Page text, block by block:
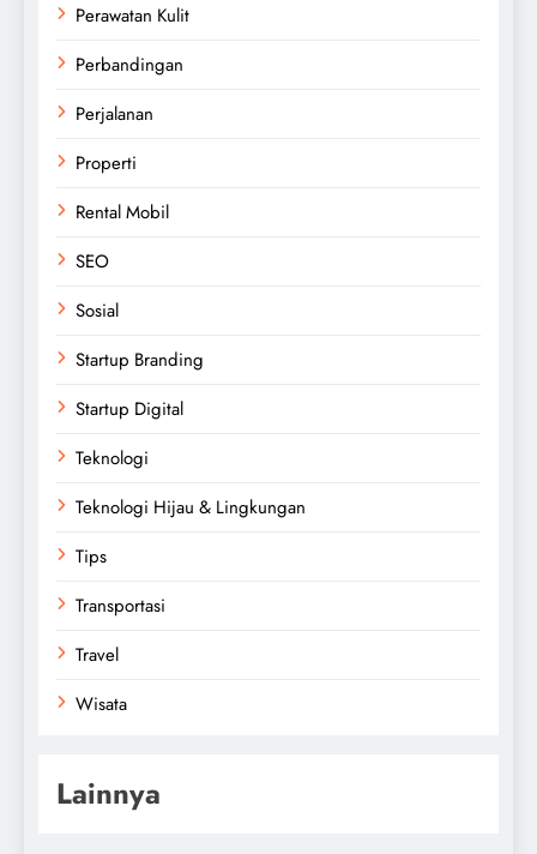
Perawatan Kulit
Perbandingan
Perjalanan
Properti
Rental Mobil
SEO
Sosial
Startup Branding
Startup Digital
Teknologi
Teknologi Hijau & Lingkungan
Tips
Transportasi
Travel
Wisata
Lainnya